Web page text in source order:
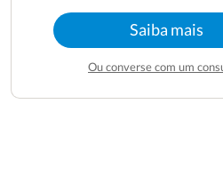
Saiba mais
Ou converse com um